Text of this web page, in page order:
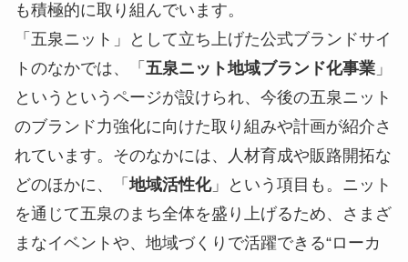
も積極的に取り組んでいます。
「五泉ニット」として立ち上げた公式ブランドサイ
トのなかでは、「 五泉ニット地域ブランド化事業 」
というというページが設けられ、今後の五泉ニット
のブランド力強化に向けた取り組みや計画が紹介さ
れています。そのなかには、人材育成や販路開拓な
どのほかに、「地域活性化」という項目も。ニット
を通じて五泉のまち全体を盛り上げるため、さまざ
まなイベントや、地域づくりで活躍できる“ローカ